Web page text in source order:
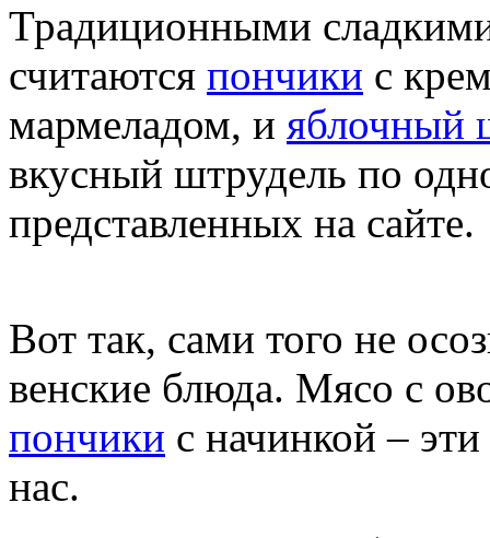
Традиционными
считаются пончики с
мармеладом, и яблочный
вкусный штрудель по
представленных на сайте.
Вот так, сами того не
венские блюда. Мясо с
пончики с начинкой –
нас.